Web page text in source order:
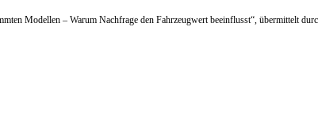
Modellen – Warum Nachfrage den Fahrzeugwert beeinflusst“, übermittelt